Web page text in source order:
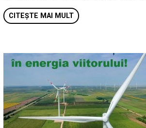
CITEȘTE MAI MULT